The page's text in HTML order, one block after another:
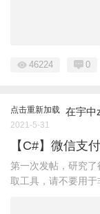
46224 0
点击重新加载 在宇中
2021-5-31
【C#】微信支
第一次发帖，研究
取工具，请不要用于